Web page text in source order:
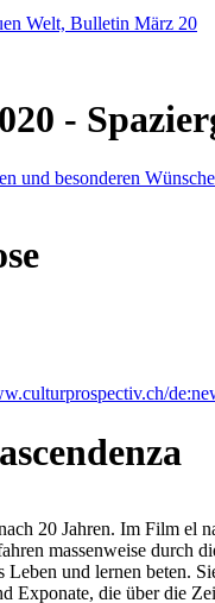
Welt, Bulletin März 20
-
und besonderen
20 Jahren. Im Film el
massenweise durch
und lernen beten.
Exponate, die über die